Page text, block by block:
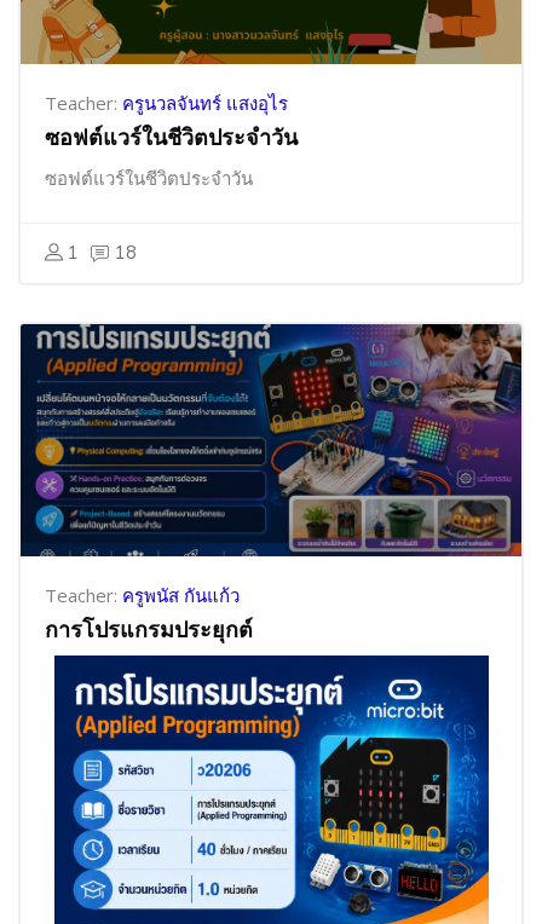
Teacher: ครูนวลจันทร์ แสงอุไร
ซอฟต์แวร์ในชีวิตประจำวัน
ซอฟต์แวร์ในชีวิตประจำวัน
1 18
Teacher: ครูพนัส กันแก้ว
การโปรแกรมประยุกต์